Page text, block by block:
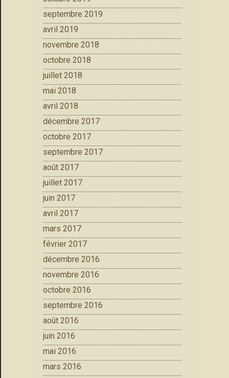
septembre 2019
avril 2019
novembre 2018
octobre 2018
juillet 2018
mai 2018
avril 2018
décembre 2017
octobre 2017
septembre 2017
août 2017
juillet 2017
juin 2017
avril 2017
mars 2017
février 2017
décembre 2016
novembre 2016
octobre 2016
septembre 2016
août 2016
juin 2016
mai 2016
mars 2016